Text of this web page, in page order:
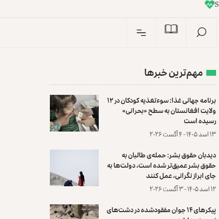
n
I
مهم‌ترین خبرها
برنامه جهانی غذا: سوءتغذیه کودکان در ۱۲
ولایت افغانستان به سطح «بحرانی»
رسیده است
۱۳ اسد ۱۴۰۵ - ۴ آگست ۲۰۲۶
دیدبان حقوق بشر: حمله‌ی طالبان به
حقوق بشر عمیق‌تر شده است، دولت‌ها به
جای ابراز نگرانی، عمل کنند
۱۲ اسد ۱۴۰۵ - ۳ آگست ۲۰۲۶
پیکرهای ۱۴ جوان مفقودشده در دشت‌های